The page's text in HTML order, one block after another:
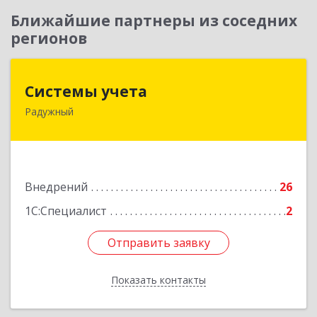
Ближайшие партнеры из соседних
регионов
Системы учета
Радужный
Внедрений
26
1С:Специалист
2
Отправить заявку
Показать контакты
628462, Ханты-Мансийский Автономный округ
Отправить заявку
Назад